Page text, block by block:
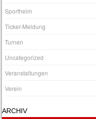
Sportheim
Ticker-Meldung
Turnen
Uncategorized
Veranstaltungen
Verein
ARCHIV